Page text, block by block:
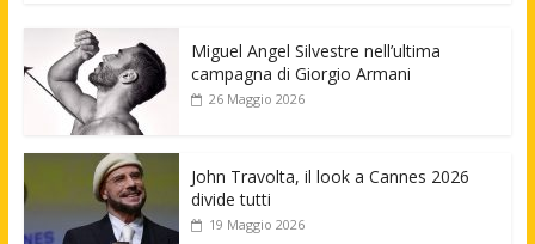
Miguel Angel Silvestre nell’ultima
campagna di Giorgio Armani
26 Maggio 2026
John Travolta, il look a Cannes 2026
divide tutti
19 Maggio 2026